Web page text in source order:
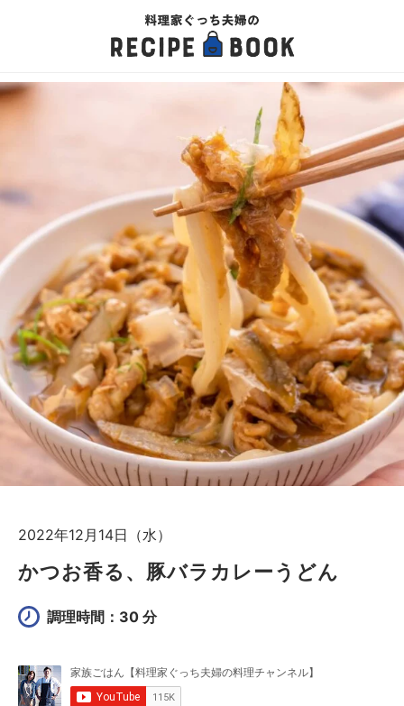
2022年12月14日（水）
かつお香る、豚バラカレーうどん
調理時間：30 分